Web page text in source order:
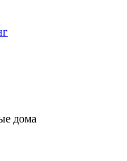
дома